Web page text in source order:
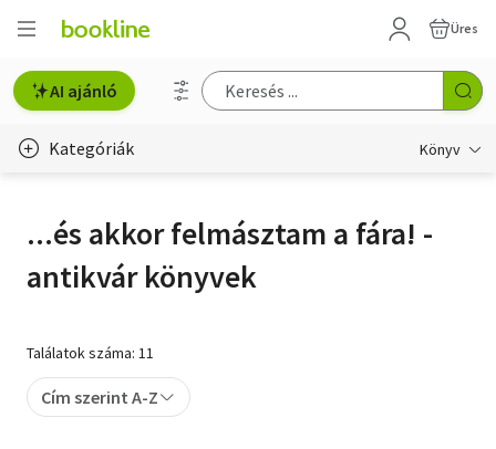
Üres
AI ajánló
Kategóriák Könyv
Erotika
Hobbi, szabadidő
Irodalom
...és akkor felmásztam a fára! -
antikvár könyvek
Találatok száma: 11
Cím szerint A-Z